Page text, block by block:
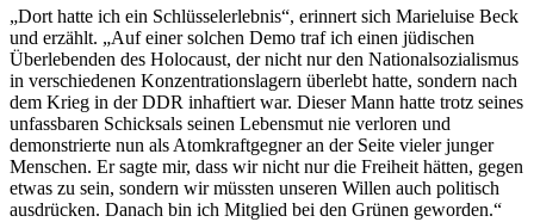
„Dort hatte ich ein Schlüsselerlebnis“, erinnert sich Marieluise Beck
und erzählt. „Auf einer solchen Demo traf ich einen jüdischen
Überlebenden des Holocaust, der nicht nur den Nationalsozialismus
in verschiedenen Konzentrationslagern überlebt hatte, sondern nach
dem Krieg in der DDR inhaftiert war. Dieser Mann hatte trotz seines
unfassbaren Schicksals seinen Lebensmut nie verloren und
demonstrierte nun als Atomkraftgegner an der Seite vieler junger
Menschen. Er sagte mir, dass wir nicht nur die Freiheit hätten, gegen
etwas zu sein, sondern wir müssten unseren Willen auch politisch
ausdrücken. Danach bin ich Mitglied bei den Grünen geworden.“